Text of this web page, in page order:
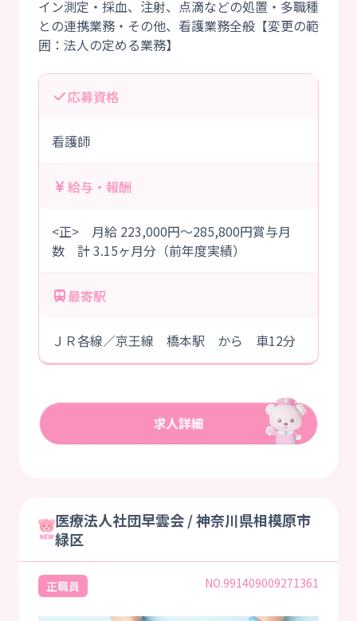
イン測定・採血、注射、点滴などの処置・多職種
との連携業務・その他、看護業務全般【変更の範
応募資格
看護師
給与・報酬
<正> 月給 223,000円～285,800円賞与月
数 計 3.15ヶ月分（前年度実績）
最寄駅
ＪＲ各線／京王線 橋本駅 から 車12分
医療法人社団早雲会 / 神奈川県相模原市
緑区
正職員 NO.991409009271361